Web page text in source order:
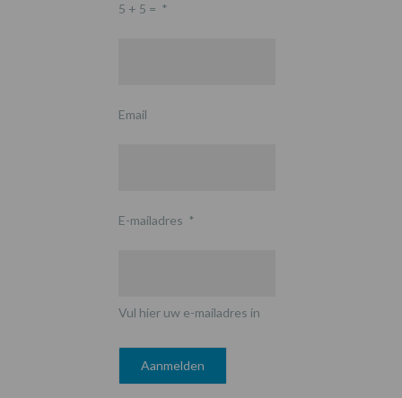
5 + 5 = *
Email
E-mailadres *
Vul hier uw e-mailadres in